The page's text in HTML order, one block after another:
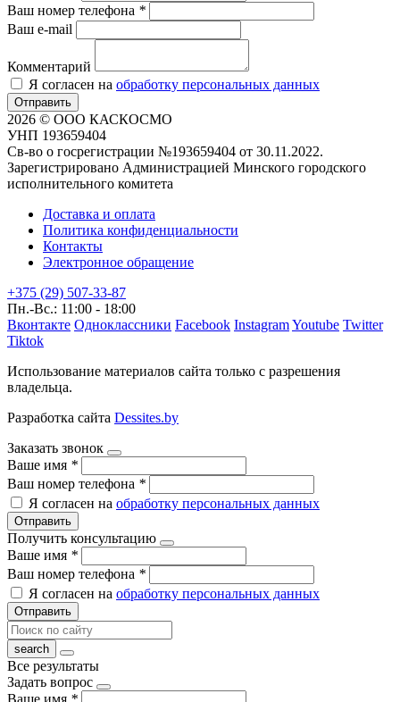
Ваш номер телефона *
Ваш e-mail
Комментарий
Я согласен на обработку персональных данных
Отправить
2026 © ООО КАСКОСМО
УНП 193659404
Св-во о госрегистрации №193659404 от 30.11.2022.
Зарегистрировано Администрацией Минского городского
исполнительного комитета
Доставка и оплата
Политика конфиденциальности
Контакты
Электронное обращение
+375 (29) 507-33-87
Пн.-Вс.: 11:00 - 18:00
Вконтакте Одноклассники Facebook InstagramYoutube Twitter
Tiktok
Использование материалов сайта только с разрешения
владельца.
Разработка сайта Dessites.by
Заказать звонок
Ваше имя *
Ваш номер телефона *
Я согласен на обработку персональных данных
Отправить
Получить консультацию
Ваше имя *
Ваш номер телефона *
Я согласен на обработку персональных данных
Отправить
Все результаты
Задать вопрос
Ваше имя *